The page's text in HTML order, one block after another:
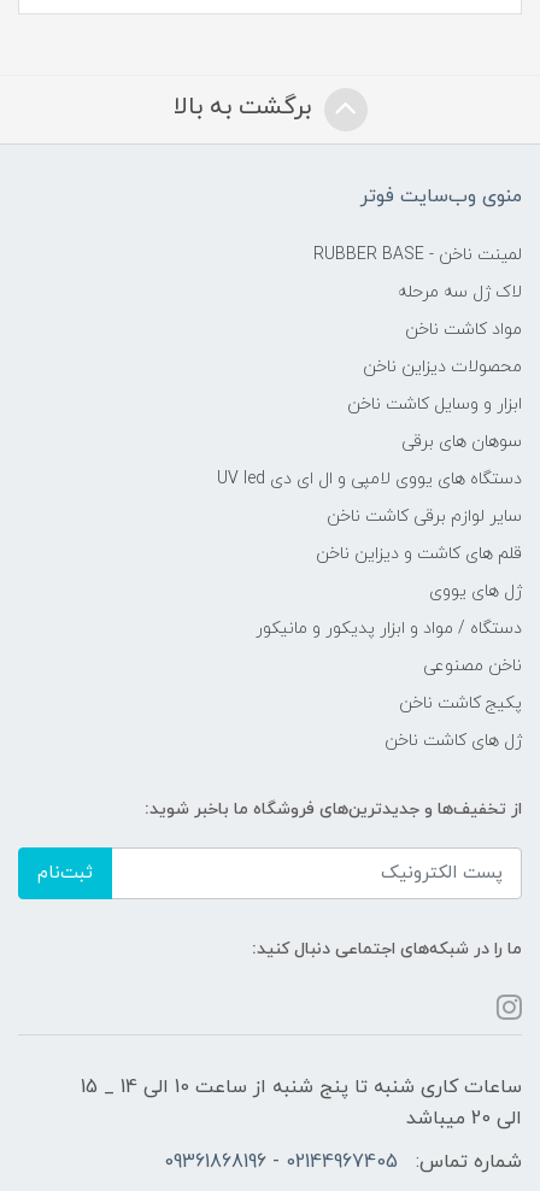
برگشت به بالا
منوی وب‌سایت فوتر
لمینت ناخن - RUBBER BASE
لاک ژل سه مرحله
مواد کاشت ناخن
محصولات دیزاین ناخن
ابزار و وسایل کاشت ناخن
سوهان های برقی
دستگاه های یووی لامپی و ال ای دی UV led
سایر لوازم برقی کاشت ناخن
قلم های کاشت و دیزاین ناخن
ژل های یووی
دستگاه / مواد و ابزار پدیکور و مانیکور
ناخن مصنوعی
پکیج کاشت ناخن
ژل های کاشت ناخن
از تخفیف‌ها و جدیدترین‌های فروشگاه ما باخبر شوید:
ثبت‌نام
ما را در شبکه‌های اجتماعی دنبال کنید:
ساعات کاری شنبه تا پنج شنبه از ساعت 10 الی 14 _ 15
الی 20 میباشد
شماره تماس:
02144967405 - 09361868196